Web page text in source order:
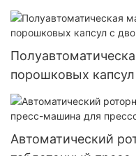
травами
порошковых
PRO
Автоматический